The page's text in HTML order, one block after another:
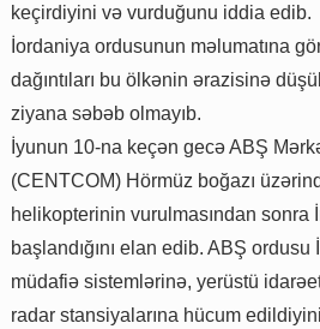
keçirdiyini və vurduğunu iddia edib.
İordaniya ordusunun məlumatına
dağıntıları bu ölkənin ərazisinə
ziyana səbəb olmayıb.
İyunun 10-na keçən gecə ABŞ
(CENTCOM) Hörmüz boğazı
helikopterinin vurulmasından sonra
başlandığını elan edib. ABŞ
müdafiə sistemlərinə, yerüstü
radar stansiyalarına hücum